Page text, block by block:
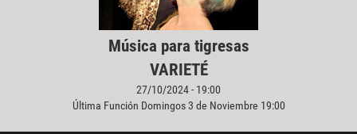
Música para tigresas
VARIETÉ
27/10/2024 - 19:00
Última Función Domingos 3 de Noviembre 19:00